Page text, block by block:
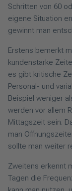
Schritten von 60
eigene Situation
gewinnt man
Erstens bemerkt
kundenstarke
es gibt kritische
Personal- und
Beispiel weniger
werden vor allem
Mittagszeit sein.
man
sollte man weiter
Zweitens erkennt
Tagen die